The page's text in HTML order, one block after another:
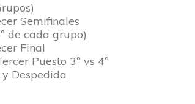
Semifinales
de cada grupo)
Final
Puesto 3º vs 4º
Despedida